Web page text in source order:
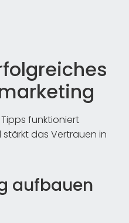
funktioniert
das Vertrauen in
aufbauen